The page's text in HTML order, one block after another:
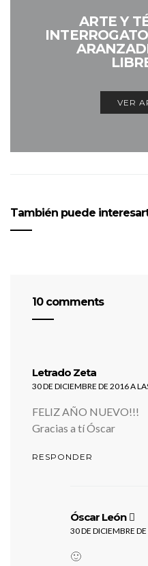
ARTE Y
VER
También puede
10 comments
Letrado Zeta
30 DE DICIEMBRE DE 2016 A
FELIZ AÑO NUEVO!!!
Gracias a tí Óscar
RESPONDER
Óscar León
30 DE DICIEMBRE
🙂